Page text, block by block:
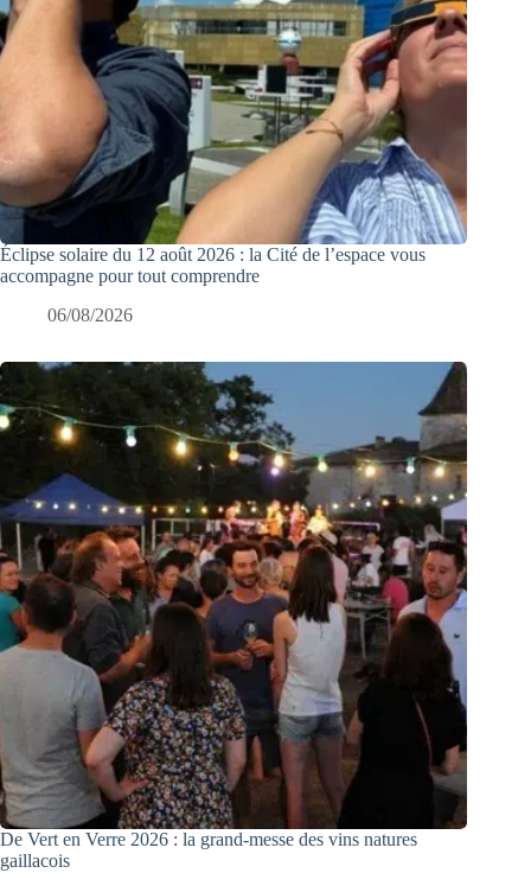
Éclipse solaire du 12 août 2026 : la Cité de l’espace vous
accompagne pour tout comprendre
06/08/2026
De Vert en Verre 2026 : la grand-messe des vins natures
gaillacois